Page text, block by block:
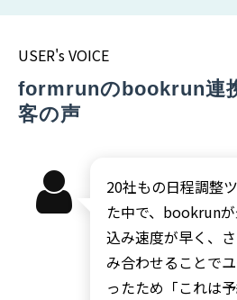
USER's VOICE
formrunのbookrun連
客の声
20社もの日程調整
た中で、bookrun
込み速度が早く、
み合わせることで
ったため「これは